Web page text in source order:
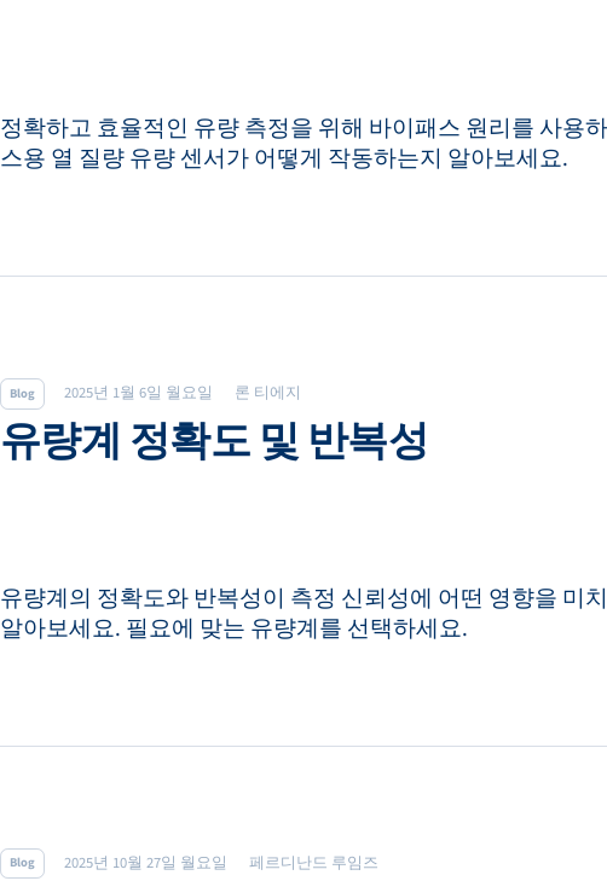
정확하고 효율적인 유량 측정을 위해 바이패스 원리를 사용
스용 열 질량 유량 센서가 어떻게 작동하는지 알아보세요.
Blog 2025년 1월 6일 월요일 론 티에지
유량계 정확도 및 반복성
유량계의 정확도와 반복성이 측정 신뢰성에 어떤 영향을 미
알아보세요. 필요에 맞는 유량계를 선택하세요.
Blog 2025년 10월 27일 월요일 페르디난드 루임즈